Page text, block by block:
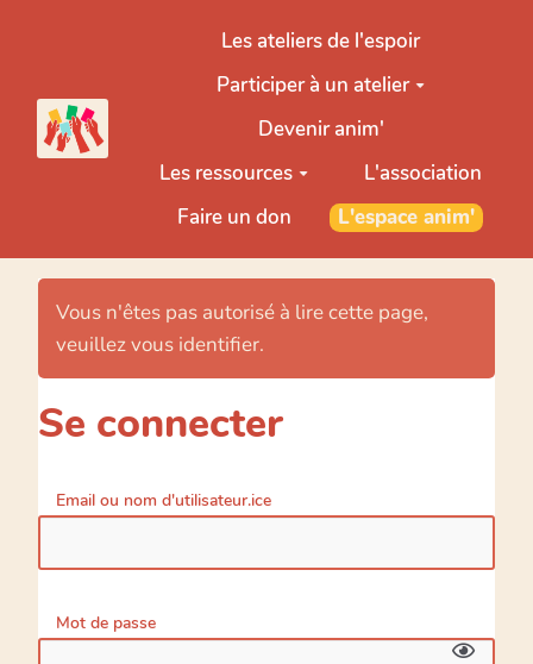
Aller au contenu principalLes ateliers de l'espoir
Participer à un atelier
Devenir anim'
Les ressources
L'association
Faire un don
L'espace anim'
Vous n'êtes pas autorisé à lire cette page,
veuillez vous identifier.
Se connecter
Email ou nom d'utilisateur.ice
Mot de passe